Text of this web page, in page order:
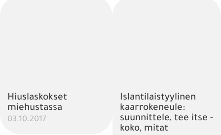
Hiuslaskokset
miehustassa
03.10.2017
Islantilaistyylinen
kaarrokeneule:
suunnittele, tee itse -
koko, mitat